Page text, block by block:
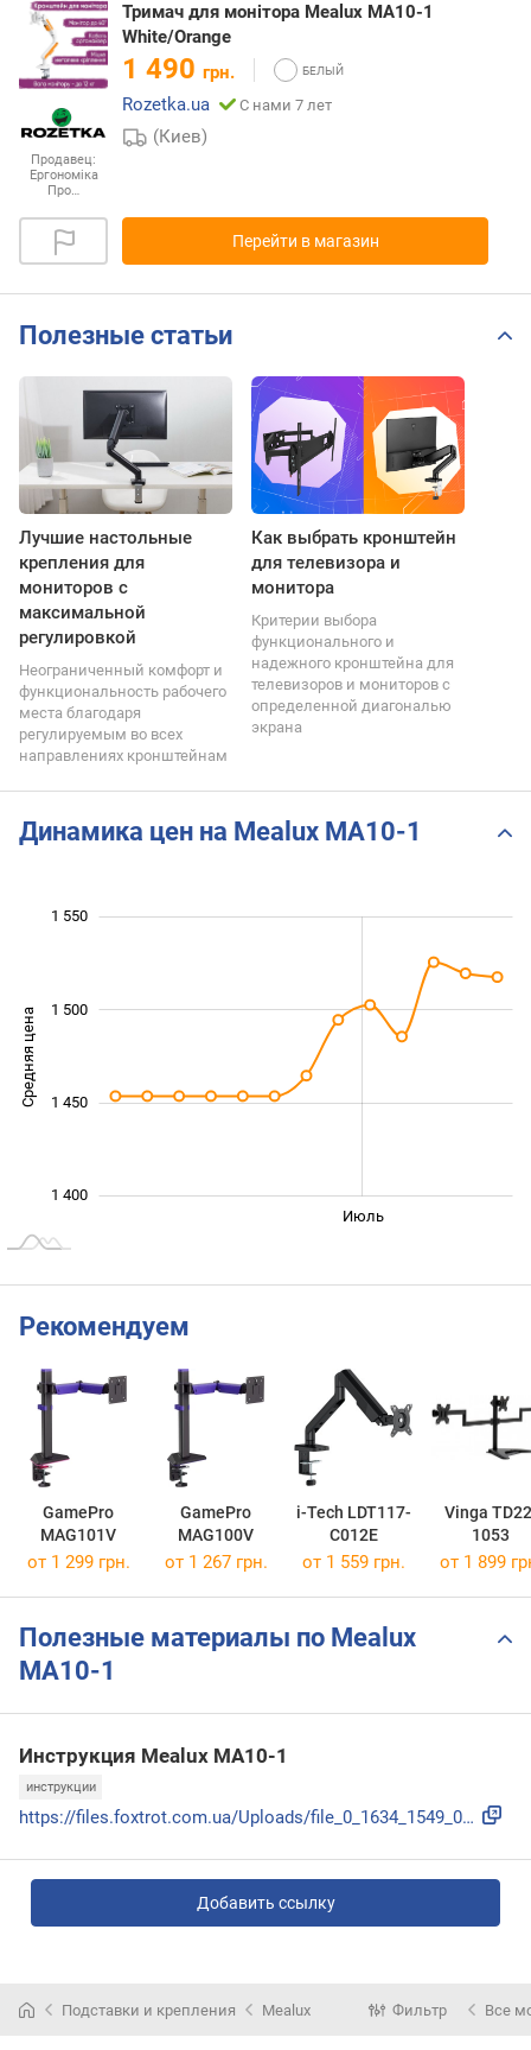
Продавец:
Ергономіка
Про…
Тримач для монітора Mealux MA10-1
White/Orange
1 490 грн.
Rozetka.ua
С нами 7 лет
(Киев)
Перейти в магазин
Полезные статьи
Лучшие настольные
крепления для
мониторов с
максимальной
регулировкой
Неограниченный комфорт и
функциональность рабочего
места благодаря
регулируемым во всех
направлениях кронштейнам
Как выбрать кронштейн
для телевизора и
монитора
Критерии выбора
функционального и
надежного кронштейна для
телевизоров и мониторов с
определенной диагональю
экрана
Динамика цен на Mealux MA10-1
Средняя цена
1 400
1 550
1 500
1 450
Июль
Рекомендуем
GamePro
MAG101V
GamePro
MAG100V
i-Tech LDT117-
C012E
Vinga
1053
от 1 299 грн. от 1 267 грн. от 1 559 грн. от 1 899
Полезные материалы по Mealux
MA10-1
Инструкция Mealux MA10-1
инструкции
https://files.foxtrot.com.ua/Uploads/file_0_1634_1549_0_0_D...
Добавить ссылку
Подставки и крепления Mealux Фильтр Все